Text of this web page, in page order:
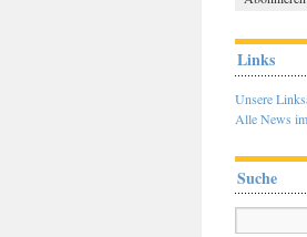
Links
Unsere
Alle News
Suche